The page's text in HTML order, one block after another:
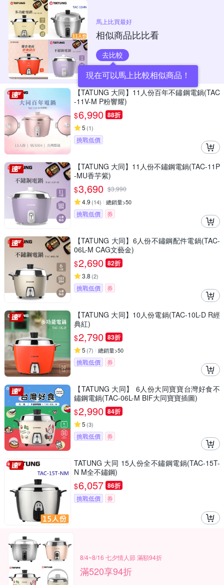
馬上比買最好
相似商品比比看
去比較
現在可以馬上比較相似商品！
【TATUNG 大同】11人份百年不鏽鋼電鍋(TAC
-11V-M P粉響耀)
$6,990 88折
5 (1)
挑戰低價
【TATUNG 大同】11人份不鏽鋼電鍋(TAC-11P
-MU香芋紫)
$3,690 $3,990
4.9 (14) 總銷量>50
挑戰低價 券
【TATUNG 大同】6人份不鏽鋼配件電鍋(TAC-
06L-M CAG文藝金)
$2,690 82折
3.8 (2)
挑戰低價 券
【TATUNG 大同】10人份電鍋(TAC-10L-D R經
典紅)
$2,790 83折
5 (7) 總銷量>50
挑戰低價 券
【TATUNG 大同】 6人份大同寶寶台灣好食不
鏽鋼電鍋(TAC-06L-M BIF大同寶寶插圖)
$2,990 84折
5 (3)
挑戰低價 券
TATUNG 大同 15人份全不鏽鋼電鍋(TAC-15T-
N M全不鏽鋼)
$6,057 86折
挑戰低價 券
8/4~8/16 七夕情人節 滿額94折
滿520享94折